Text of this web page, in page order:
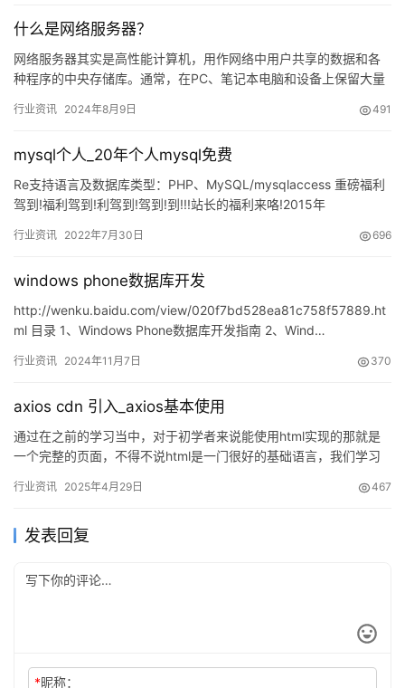
什么是网络服务器？
网络服务器其实是高性能计算机，用作网络中用户共享的数据和各
种程序的中央存储库。通常，在PC、笔记本电脑和设备上保留大量
行业资讯 2024年8月9日 491
mysql个人_20年个人mysql免费
Re支持语言及数据库类型：PHP、MySQL/mysqlaccess 重磅福利
驾到!福利驾到!利驾到!驾到!到!!!站长的福利来咯!2015年
行业资讯 2022年7月30日 696
windows phone数据库开发
http://wenku.baidu.com/view/020f7bd528ea81c758f57889.ht
ml 目录 1、Windows Phone数据库开发指南 2、Wind…
行业资讯 2024年11月7日 370
axios cdn 引入_axios基本使用
通过在之前的学习当中，对于初学者来说能使用html实现的那就是
一个完整的页面，不得不说html是一门很好的基础语言，我们学习
行业资讯 2025年4月29日 467
发表回复
*昵称：